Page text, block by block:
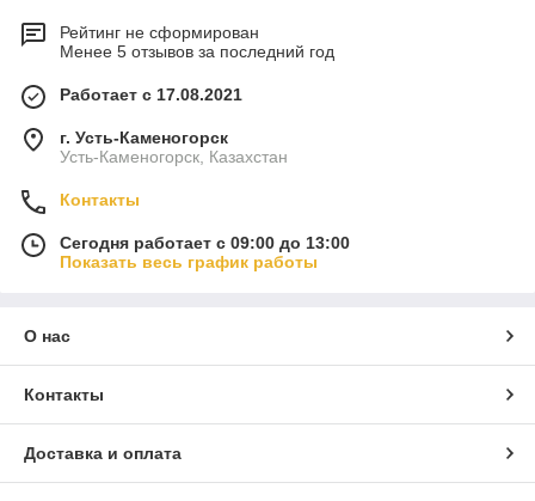
Рейтинг не сформирован
Менее 5 отзывов за последний год
Работает с 17.08.2021
г. Усть-Каменогорск
Усть-Каменогорск, Казахстан
Контакты
Сегодня работает с 09:00 до 13:00
Показать весь график работы
О нас
Контакты
Доставка и оплата